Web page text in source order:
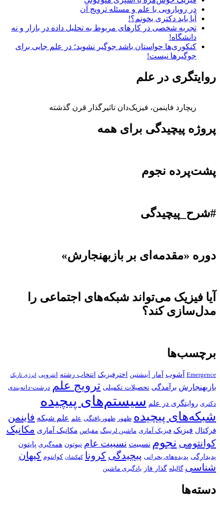
در رویارویی با علم و مسئله ترویج آن
آیا باید دکتری بخونم؟!
تجربه شخصی در کارهای مربوط به تحلیل داده در بازار و نه
دانشگاه!
کنکوری‌ها حواستان باشد جوگیر نشوید؛ در علم جایی برای
جوگیرها نیست!
روایتگری در علم
ریچارد فاینمن، فیزیک‌دان تاثیرگذار قرن گذشته
پروژه پیچیدگی برای همه
پشت‌پرده نجوم
#شرح_پیچیدگی
دوره «مقدمه‌ای بر بازبهنجارش»
آیا فیزیک می‌تواند شبکه‌های اجتماعی را
مدل‌سازی کند؟
برچسب‌ها
Emergence آشوب آمار آینشتین اخترفیزیک انتخاب رشته انتروپی انرژی تاریک
بازبهنجارش برآمدگی تحصیلات تکمیلی ترویج علم درشت-دانه‌بندی
دکتری روایتگری در علم سیستم‌های پیچیده
شبکه‌های پیچیده ظهور ظهوریافتگی علم علم شبکه فاینمن
فرکتال فیزیک فیزیک آماری ماشین لرنینگ مقیاس مکانیک آماری مکانیک
کوانتومی نجوم نسبیت نسبیت عام نیوتون همه‌گیری پایتون
پدیدارگی پدیده‌های بحرانی پیچیدگی کرونا کهکشان کوانتوم کیهان
شناسی گالیله گذار فاز یادگیری ماشین
دسته‌ها